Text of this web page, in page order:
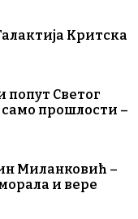
Критска
Светог
прошлости –
Миланковић –
и вере